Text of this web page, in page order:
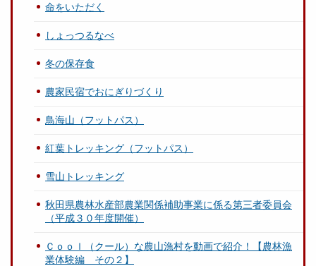
命をいただく
しょっつるなべ
冬の保存食
農家民宿でおにぎりづくり
鳥海山（フットパス）
紅葉トレッキング（フットパス）
雪山トレッキング
秋田県農林水産部農業関係補助事業に係る第三者委員会
（平成３０年度開催）
Ｃｏｏｌ（クール）な農山漁村を動画で紹介！【農林漁
業体験編 その２】